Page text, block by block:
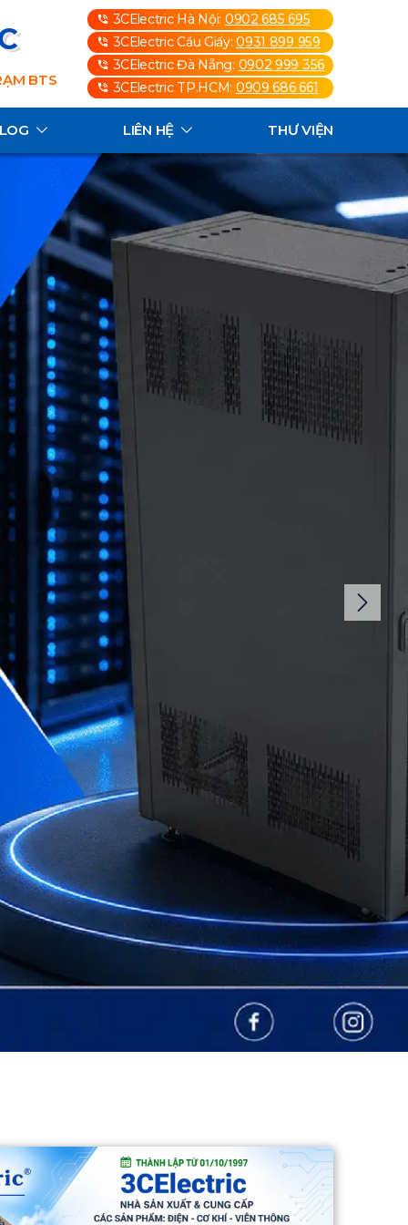
BTS
3CElectric Hà Nội: 0902 685 695
3CElectric Cầu Giấy:0931 899 959
3CElectric Đà Nẵng: 0902 999 356
3CElectric TP.HCM: 0909 686 661
LIÊN HỆ THƯ VIỆN